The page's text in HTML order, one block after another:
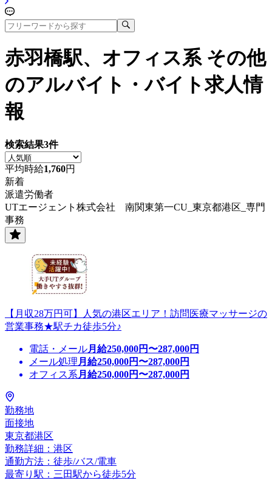
赤羽橋駅、オフィス系 その他
のアルバイト・バイト求人情
報
検索結果3件
平均時給1,760円
新着
派遣労働者
UTエージェント株式会社 南関東第一CU_東京都港区_専門
事務
【月収28万円可】人気の港区エリア！訪問医療マッサージの
営業事務★駅チカ徒歩5分♪
電話・メール月給250,000円〜287,000円
メール処理 月給250,000円〜287,000円
オフィス系 月給250,000円〜287,000円
勤務地
面接地
東京都港区
勤務詳細：港区
通勤方法：徒歩/バス/電車
最寄り駅：三田駅から徒歩5分